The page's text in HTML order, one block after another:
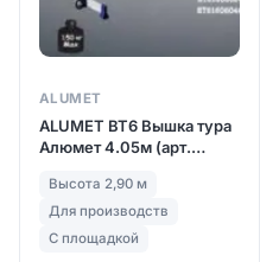
ALUMET
ALUMET ВТ6 Вышка тура
Алюмет 4.05м (арт.
Высота 2,90 м
Для производств
С площадкой